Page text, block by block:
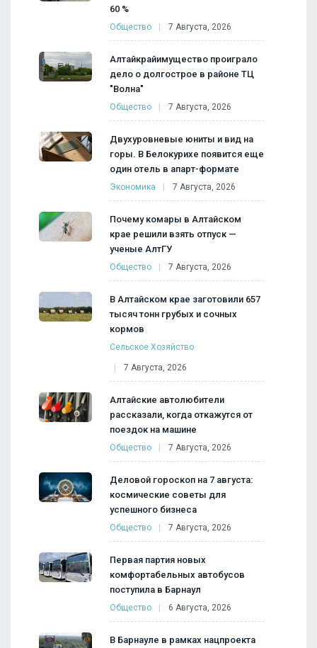
60 %
Общество 7 Августа, 2026
Алтайкрайимущество проиграло
дело о долгострое в районе ТЦ
"Волна"
Общество 7 Августа, 2026
Двухуровневые юниты и вид на
горы. В Белокурихе появится еще
один отель в апарт-формате
Экономика 7 Августа, 2026
Почему комары в Алтайском
крае решили взять отпуск —
ученые АлтГУ
Общество 7 Августа, 2026
В Алтайском крае заготовили 657
тысяч тонн грубых и сочных
кормов
Сельское Хозяйство
7 Августа, 2026
Алтайские автолюбители
рассказали, когда откажутся от
поездок на машине
Общество 7 Августа, 2026
Деловой гороскоп на 7 августа:
космические советы для
успешного бизнеса
Общество 7 Августа, 2026
Первая партия новых
комфортабельных автобусов
поступила в Барнаул
Общество 6 Августа, 2026
В Барнауле в рамках нацпроекта